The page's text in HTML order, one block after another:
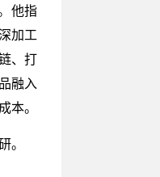
他指
加工
、打
融入
。
。